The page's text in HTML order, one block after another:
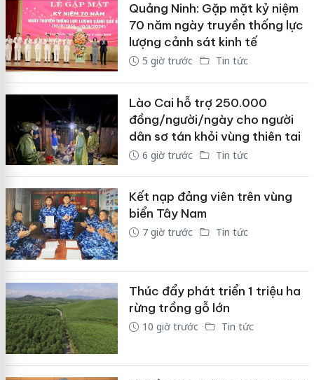
Quảng Ninh: Gặp mặt kỷ niệm
70 năm ngày truyền thống lực
lượng cảnh sát kinh tế
5 giờ trước Tin tức
Lào Cai hỗ trợ 250.000
đồng/người/ngày cho người
dân sơ tán khỏi vùng thiên tai
6 giờ trước Tin tức
Kết nạp đảng viên trên vùng
biển Tây Nam
7 giờ trước Tin tức
Thúc đẩy phát triển 1 triệu ha
rừng trồng gỗ lớn
10 giờ trước Tin tức